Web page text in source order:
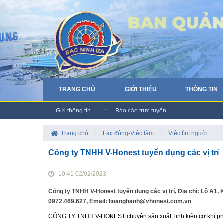
TRANG CHỦ GIỚI THIỆU THÔNG TIN
Gửi thông tin Báo cáo trực tuyến
Trang chủ Lao động-Việc làm Việc tìm người
Công ty TNHH V-Honest tuyển dụng các vị trí
10:41 02/02/2023
Công ty TNHH V-Honest tuyển dụng các vị trí, Địa chỉ: Lô
0972.469.627, Email: hoanghanh@vhonest.com.vn
CÔNG TY TNHH V-HONEST chuyên sản xuất, linh kiện cơ